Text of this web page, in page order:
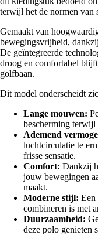
terwijl het de normen van
Gemaakt van
bewegingsvrijheid,
De geïntegreerde
droog en comfortabel
golfbaan.
Dit model onderscheidt
Lange mouwen:
bescherming terwijl
Ademend
luchtcirculatie te
frisse sensatie.
Comfort: Dankzij
jouw bewegingen
maakt.
Moderne stijl: Een
combineren is met
Duurzaamheid:
deze polo genieten